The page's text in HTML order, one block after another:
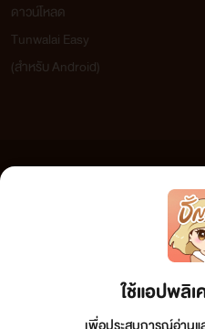
ใช้แอปพลิ
ดาวน์โหลด
Tunwalai Easy
(สำหรับ Android)
เว็บไซต์แห่งนี้ไม่ได้เห็นด้วยและไม่ขอรับผิดชอบต่อ
วิจารณญาณในการกลั่นกรองด้วยตนเอง และหากท่
กรุณาแจ้งมาที่ tunwalai@ookbee.com เพื่อทีมงา
ลิขสิทธิ์ตามพระราชบัญญัติลิขสิทธิ์ (ฉบับเพิ่มเติม) พ.